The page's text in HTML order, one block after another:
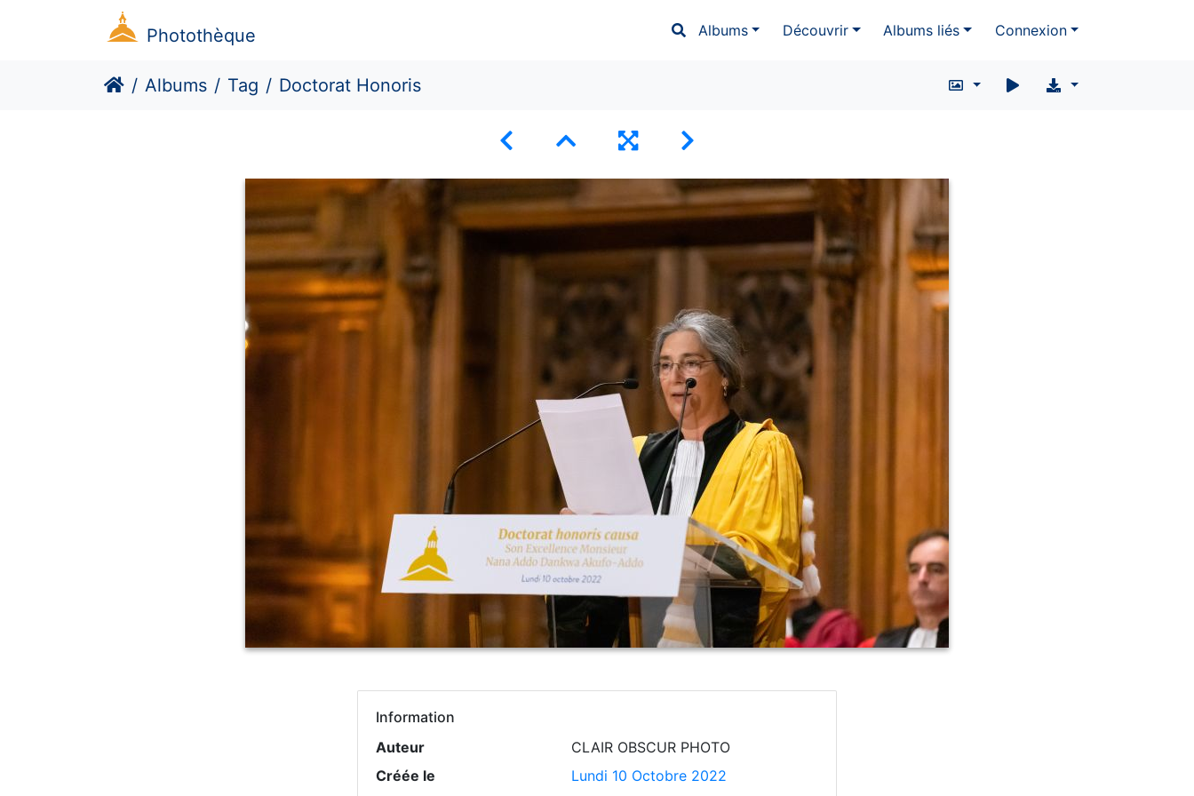
Photothèque Albums Découvrir Albums liés Connexion
Albums Tag Doctorat Honoris
Information
Auteur
CLAIR OBSCUR PHOTO
Créée le
Lundi 10 Octobre 2022